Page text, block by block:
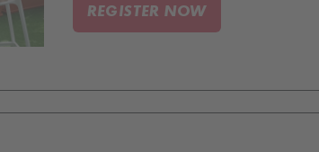
REGISTER NOW